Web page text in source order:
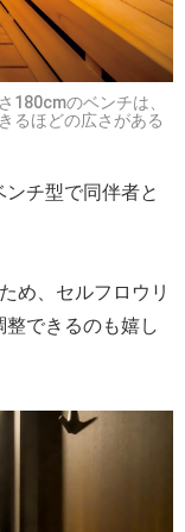
180cmのベンチは、
るほどの広さがある
チ型で同伴者と
め、セルフロウリ
できるのも嬉し